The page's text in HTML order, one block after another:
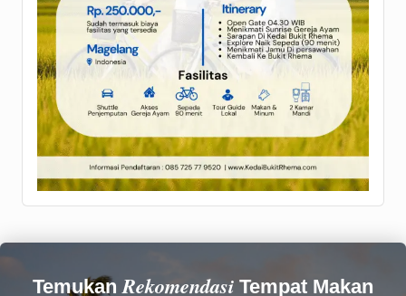
TemukanRekomendasi Tempat Makan